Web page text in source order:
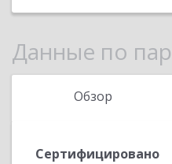
Данные по
Обзор
Сертифицировано